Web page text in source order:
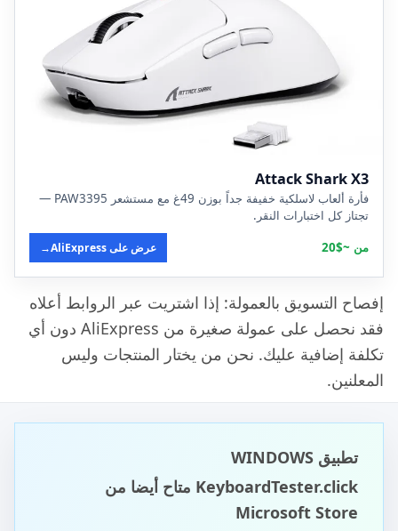
Attack Shark X3
فأرة ألعاب لاسلكية خفيفة جداً بوزن 49غ مع مستشعر PAW3395 —
تجتاز كل اختبارات النقر.
من ~$20
عرض على AliExpress →
إفصاح التسويق بالعمولة: إذا اشتريت عبر الروابط أعلاه
فقد نحصل على عمولة صغيرة من AliExpress دون أي
تكلفة إضافية عليك. نحن من يختار المنتجات وليس
المعلنين.
تطبيق WINDOWS
KeyboardTester.click متاح أيضا من
Microsoft Store